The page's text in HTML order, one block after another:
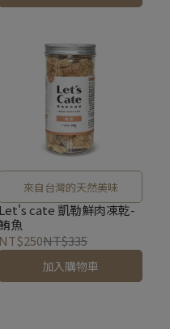
來自台灣的天然美味
Let's cate 凱勒鮮肉凍乾-
魚
NT$250NT$335
加入購物車